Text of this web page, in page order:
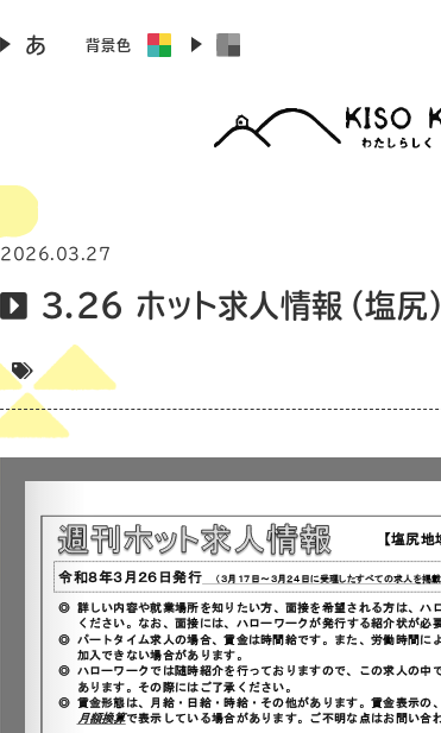
あ 背景色
2026.03.27
3.26 ホット求人情報（塩尻）